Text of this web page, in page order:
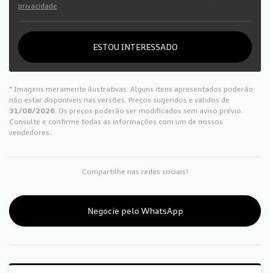
privacidade.
ESTOU INTERESSADO
* Imagens meramente ilustrativas. Alguns itens apresentados poderão
não estar disponíveis nas versões. Preços sugeridos e válidos de
31/08/2026. Os preços poderão ser modificados sem aviso prévio.
Consulte e confirme todas as informações com um de nossos
vendedores.
Compartilhe nas redes sociais!
Negocie pelo WhatsApp